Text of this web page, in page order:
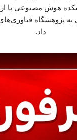
هوش مصنوعی با
به پژوهشگاه
داد.